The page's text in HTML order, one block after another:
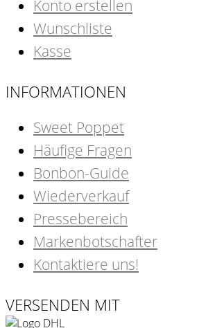
Konto erstellen
Wunschliste
Kasse
INFORMATIONEN
Sweet Poppet
Häufige Fragen
Bonbon-Guide
Wiederverkauf
Pressebereich
Markenbotschafter
Kontaktiere uns!
VERSENDEN MIT